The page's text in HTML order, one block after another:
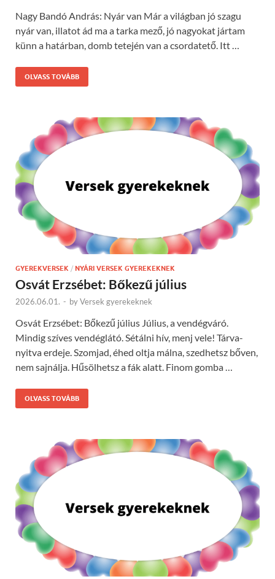
Nagy Bandó András: Nyár van Már a világban jó szagu
nyár van, illatot ád ma a tarka mező, jó nagyokat jártam
künn a határban, domb tetején van a csordatető. Itt …
OLVASS TOVÁBB
GYEREKVERSEK / NYÁRI VERSEK GYEREKEKNEK
Osvát Erzsébet: Bőkezű július
2026.06.01. - byVersek gyerekeknek
Osvát Erzsébet: Bőkezű július Július, a vendégváró.
Mindig szíves vendéglátó. Sétálni hív, menj vele! Tárva-
nyitva erdeje. Szomjad, éhed oltja málna, szedhetsz bőven,
nem sajnálja. Hűsölhetsz a fák alatt. Finom gomba …
OLVASS TOVÁBB